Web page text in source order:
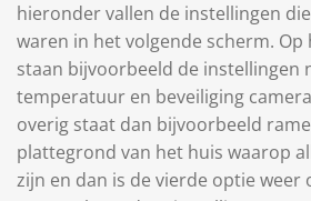
hieronder vallen de instellingen
waren in het volgende scherm.
staan bijvoorbeeld de instellingen
temperatuur en beveiliging
overig staat dan bijvoorbeeld
plattegrond van het huis waarop
zijn en dan is de vierde optie weer